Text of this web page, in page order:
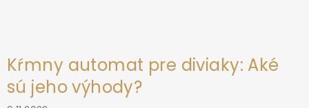
Kŕmny automat pre diviaky: Aké
sú jeho výhody?